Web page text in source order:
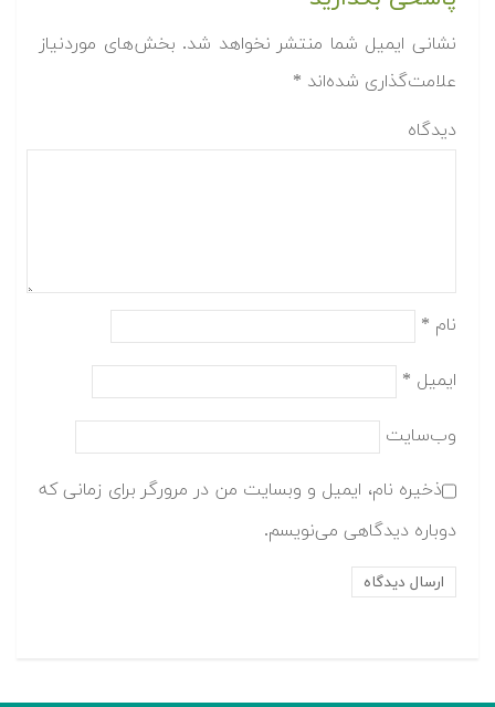
نشانی ایمیل شما منتشر نخواهد شد. بخش‌های موردنیاز
علامت‌گذاری شده‌اند *
دیدگاه
نام *
ایمیل *
وب‌سایت
ذخیره نام، ایمیل و وبسایت من در مرورگر برای زمانی که
دوباره دیدگاهی می‌نویسم.